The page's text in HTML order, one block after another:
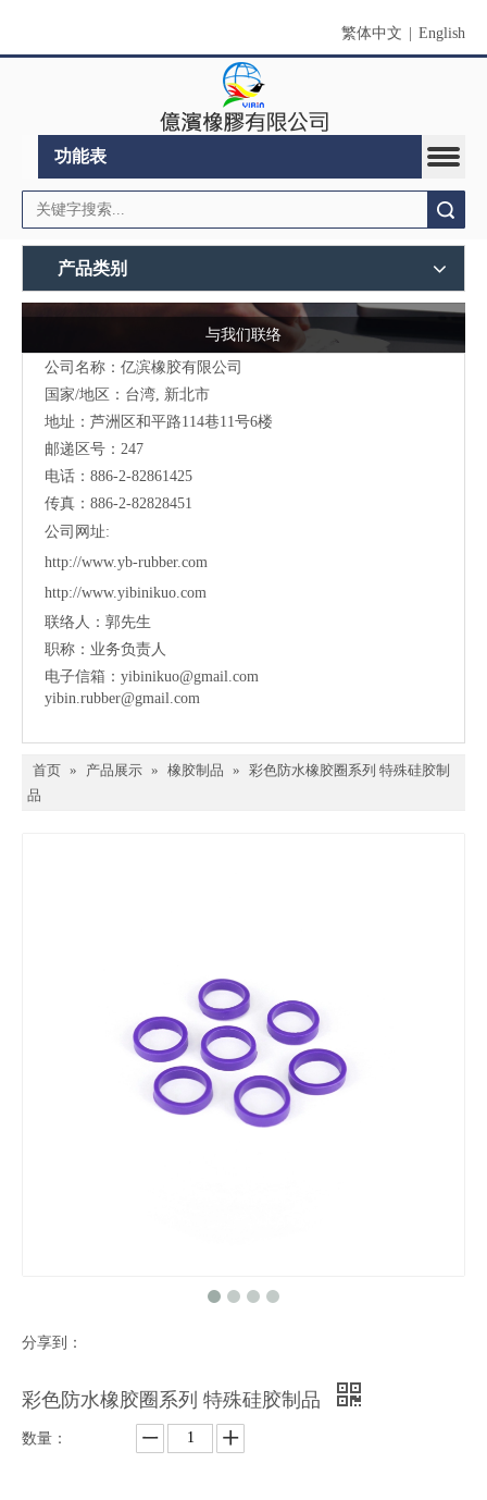
繁体中文 English
功能表
产品类别
与我们联络
公司名称：亿滨橡胶有限公司
国家/地区：台湾, 新北市
地址： 芦洲区和平路114巷11号6楼
邮递区号：247
电话：886-2-82861425
传真：886-2-82828451
公司网址:
http://www.yb-rubber.com
http://www.yibinikuo.com
联络人：郭先生
职称：业务负责人
电子信箱： yibinikuo@gmail.com
yibin.rubber@gmail.com
首页 » 产品展示 » 橡胶制品 » 彩色防水橡胶圈系列 特殊硅胶制
品
分享到：
彩色防水橡胶圈系列 特殊硅胶制品
数量：